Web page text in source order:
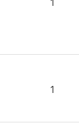
1
1